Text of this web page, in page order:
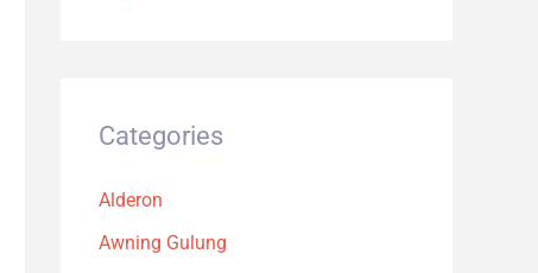
Categories
Alderon
Awning Gulung